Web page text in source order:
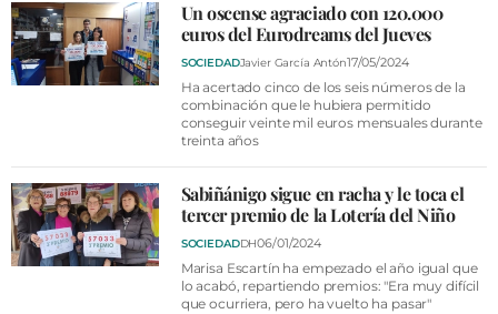
Un oscense agraciado con 120.000
euros del Eurodreams del Jueves
SOCIEDADJavier García Antón17/05/2024
Ha acertado cinco de los seis números de la
combinación que le hubiera permitido
conseguir veinte mil euros mensuales durante
treinta años
Sabiñánigo sigue en racha y le toca el
tercer premio de la Lotería del Niño
SOCIEDADDH06/01/2024
Marisa Escartín ha empezado el año igual que
lo acabó, repartiendo premios: "Era muy difícil
que ocurriera, pero ha vuelto ha pasar"